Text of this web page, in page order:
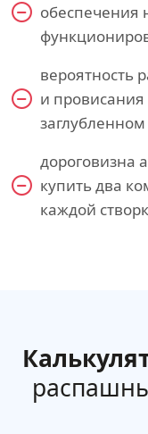
обеспечения
вероятность
и
дороговизна
купить два
каждой